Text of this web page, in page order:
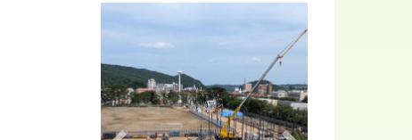
p
e
v
i
e
t